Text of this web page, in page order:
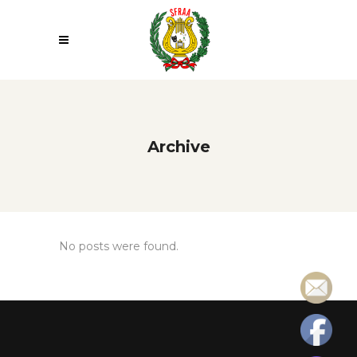
Archive
No posts were found.